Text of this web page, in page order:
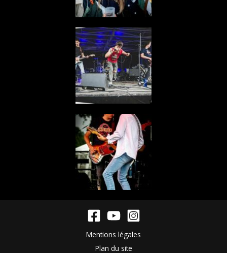
Mentions légales
Plan du site